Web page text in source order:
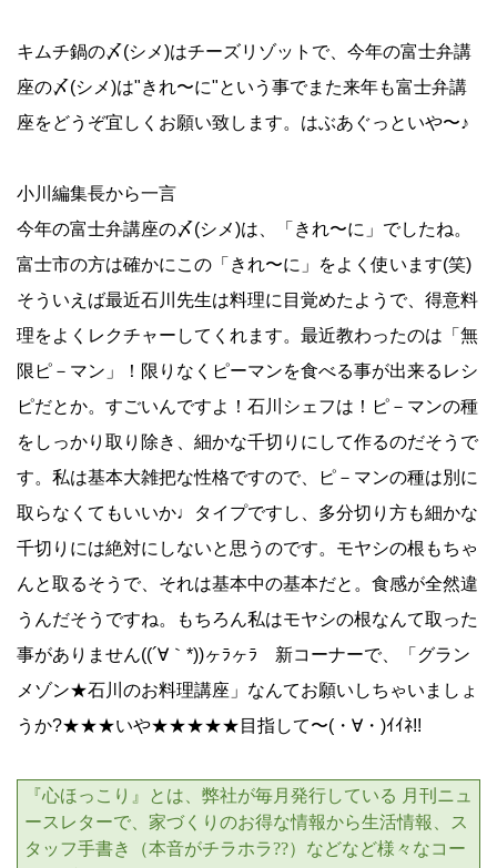
キムチ鍋の〆(シメ)はチーズリゾットで、今年の富士弁講
座の〆(シメ)は"きれ〜に"という事でまた来年も富士弁講
座をどうぞ宜しくお願い致します。はぶあぐっといや〜♪
小川編集長から一言
今年の富士弁講座の〆(シメ)は、「きれ〜に」でしたね。
富士市の方は確かにこの「きれ〜に」をよく使います(笑)
そういえば最近石川先生は料理に目覚めたようで、得意料
理をよくレクチャーしてくれます。最近教わったのは「無
限ピ－マン」！限りなくピーマンを食べる事が出来るレシ
ピだとか。すごいんですよ！石川シェフは！ピ－マンの種
をしっかり取り除き、細かな千切りにして作るのだそうで
す。私は基本大雑把な性格ですので、ピ－マンの種は別に
取らなくてもいいか♩タイプですし、多分切り方も細かな
千切りには絶対にしないと思うのです。モヤシの根もちゃ
んと取るそうで、それは基本中の基本だと。食感が全然違
うんだそうですね。もちろん私はモヤシの根なんて取った
事がありません((´∀｀*))ヶﾗヶﾗ 新コーナーで、「グラン
メゾン★石川のお料理講座」なんてお願いしちゃいましょ
うか?★★★いや★★★★★目指して〜(・∀・)ｲｲﾈ!!
『心ほっこり』とは、弊社が毎月発行している 月刊ニュ
ースレターで、家づくりのお得な情報から生活情報、ス
タッフ手書き（本音がチラホラ??）などなど様々なコー